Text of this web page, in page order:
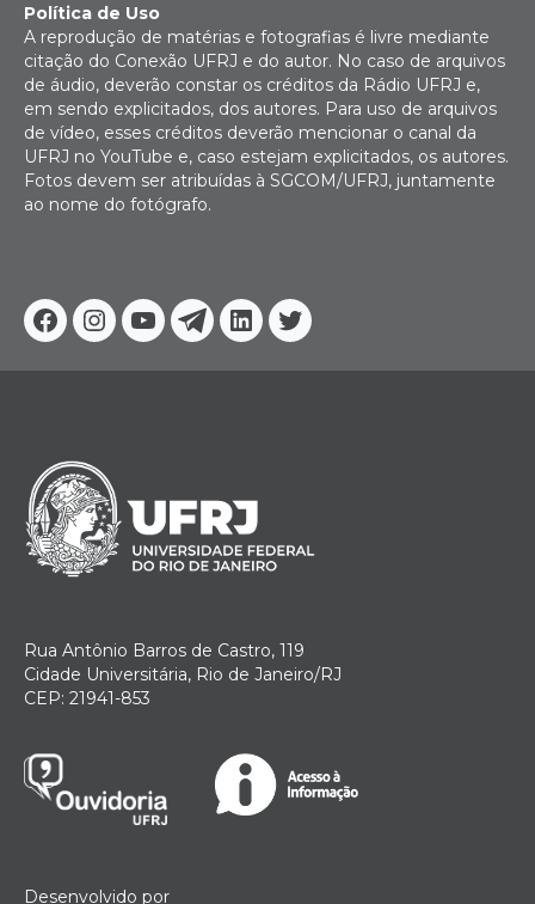
Facebook
Instagram
YoutubeTelegram
Linkedin
Twitter
Política de Uso
A reprodução de matérias e fotografias é livre mediante
citação do Conexão UFRJ e do autor. No caso de arquivos
de áudio, deverão constar os créditos da Rádio UFRJ e,
em sendo explicitados, dos autores. Para uso de arquivos
de vídeo, esses créditos deverão mencionar o canal da
UFRJ no YouTube e, caso estejam explicitados, os autores.
Fotos devem ser atribuídas à SGCOM/UFRJ, juntamente
ao nome do fotógrafo.
Rua Antônio Barros de Castro, 119
Cidade Universitária, Rio de Janeiro/RJ
CEP: 21941-853
Desenvolvido por